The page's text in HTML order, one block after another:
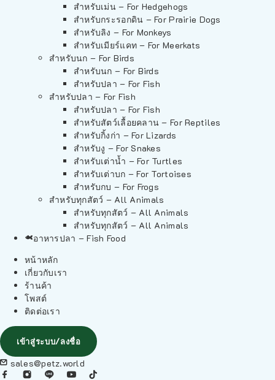
สำหรับเม่น – For Hedgehogs
สำหรับกระรอกดิน – For Prairie Dogs
สำหรับลิง – For Monkeys
สำหรับเมียร์แคท – For Meerkats
สำหรับนก – For Birds
สำหรับนก – For Birds
สำหรับปลา – For Fish
สำหรับปลา – For Fish
สำหรับปลา – For Fish
สำหรับสัตว์เลื้อยคลาน – For Reptiles
สำหรับกิ้งก่า – For Lizards
สำหรับงู – For Snakes
สำหรับเต่าน้ำ – For Turtles
สำหรับเต่าบก – For Tortoises
สำหรับกบ – For Frogs
สำหรับทุกสัตว์ – All Animals
สำหรับทุกสัตว์ – All Animals
สำหรับทุกสัตว์ – All Animals
อาหารปลา – Fish Food
หน้าหลัก
เกี่ยวกับเรา
ร้านค้า
โพสต์
ติดต่อเรา
เข้าสู่ระบบ/ลงชื่อ
sales@petz.world